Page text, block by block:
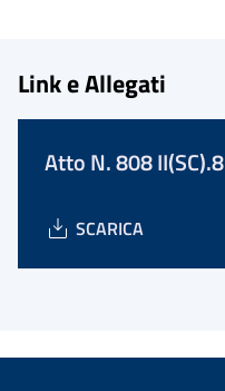
Link e Allegati
Atto N. 808 II(SC).8
SCARICA